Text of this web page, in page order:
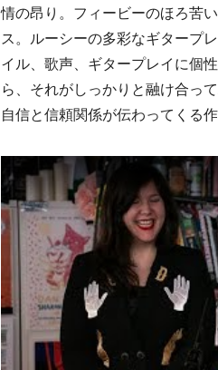
情の昂り。フィービーのほろ苦
ス。ルーシーの多彩なギタープ
イル、歌声、ギタープレイに個
ら、それがしっかりと融け合っ
自信と信頼関係が伝わってくる作